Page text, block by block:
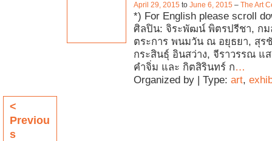
April 29, 2015 to June 6, 2015 – The Art
*) For English please scroll
ศิลปิน: จิระพัฒน์ พิตรปรีชา, กม
ตระการ พนมวัน ณ อยุธยา, สุร
กระสินธุ์ อินสว่าง, จีราวรรณ แ
คำจิ่ม และ กิตสิรินทร์ ก…
Organized by | Type: art,
<
Previou
s